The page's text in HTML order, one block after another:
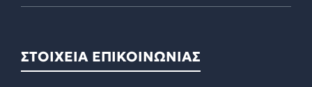
ΣΤΟΙΧΕΙΑ ΕΠΙΚΟΙΝΩΝΙΑΣ